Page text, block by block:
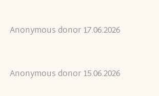
Anonymous donor 17.06.2026
Anonymous donor 15.06.2026